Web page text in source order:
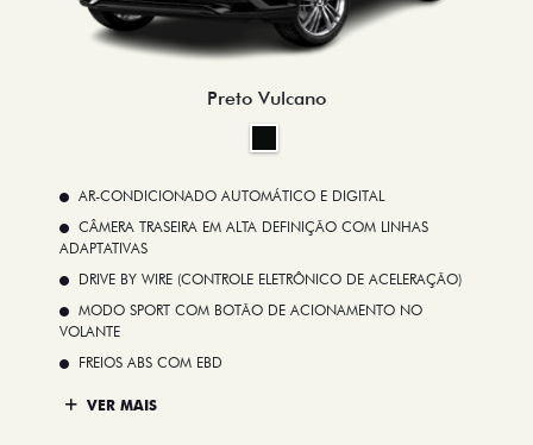
Preto Vulcano
AR-CONDICIONADO AUTOMÁTICO E DIGITAL
CÂMERA TRASEIRA EM ALTA DEFINIÇÃO COM LINHAS
ADAPTATIVAS
DRIVE BY WIRE (CONTROLE ELETRÔNICO DE ACELERAÇÃO)
MODO SPORT COM BOTÃO DE ACIONAMENTO NO
VOLANTE
FREIOS ABS COM EBD
VER MAIS